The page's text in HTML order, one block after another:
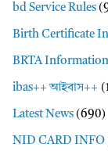
bd Service Rules
Birth Certificate
BRTA Information
ibas++ আইবাস++
Latest News (690)
NID CARD INFO